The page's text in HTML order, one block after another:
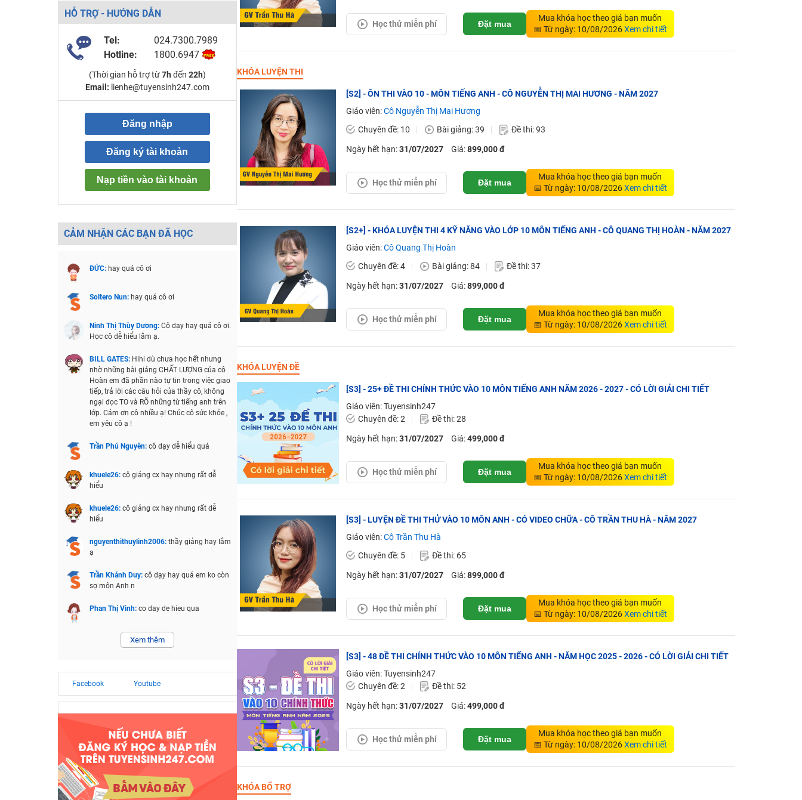
HỖ TRỢ - HƯỚNG DẪN
Tel:
024.7300.7989
Hotline:
1800.6947
(Thời gian hỗ trợ từ7h đến 22h)
Email: lienhe@tuyensinh247.com
Đăng nhập
Đăng ký tài khoản
Nạp tiền vào tài khoản
CẢM NHẬN CÁC BẠN ĐÃ HỌC
ĐỨC: hay quá cô ơi
Soltero Nun: hay quá cô ơi
Ninh Thị Thùy Dương: Cô dạy hay quá cô ơi.
Học cô dễ hiểu lắm ạ.
BILL GATES: Hihi dù chưa học hết nhưng
nhờ những bài giảng CHẤT LƯỢNG của cô
Hoàn em đã phần nào tự tin trong việc giao
tiếp, trả lời các câu hỏi của thầy cô, không
ngại đọc TO và RÕ những từ tiếng anh trên
lớp. Cảm ơn cô nhiều ạ! Chúc cô sức khỏe ,
em yêu cô ạ !
Trần Phú Nguyên: cô dạy dễ hiểu quá
khuele26: cô giảng cx hay nhưng rất dễ
hiểu
khuele26: cô giảng cx hay nhưng rất dễ
hiểu
nguyenthithuylinh2006: thầy giảng hay lắm
ạ
Trần Khánh Duy: cô dạy hay quá em ko còn
sợ môn Anh n
Phan Thị Vinh: co day de hieu qua
Xem thêm
Facebook Youtube
Học thử miễn phí Đặt mua
Mua khóa học theo giá bạn muốn
📅 Từ ngày: 10/08/2026Xem chi tiết
KHÓA LUYỆN THI
[S2] - ÔN THI VÀO 10 - MÔN TIẾNG ANH - CÔ NGUYỄN THỊ MAI HƯƠNG - NĂM 2027
Giáo viên:Cô Nguyễn Thị Mai Hương
Chuyên đề: 10
Bài giảng: 39 Đề thi: 93
Ngày hết hạn:31/07/2027 Giá:899,000 đ
Học thử miễn phí Đặt mua
Mua khóa học theo giá bạn muốn
📅 Từ ngày: 10/08/2026Xem chi tiết
[S2+] - KHÓA LUYỆN THI 4 KỸ NĂNG VÀO LỚP 10 MÔN TIẾNG ANH - CÔ QUANG THỊ HOÀN - NĂM 2027
Giáo viên:Cô Quang Thị Hoàn
Chuyên đề: 4
Bài giảng: 84 Đề thi: 37
Ngày hết hạn:31/07/2027 Giá:899,000 đ
Học thử miễn phí Đặt mua
Mua khóa học theo giá bạn muốn
📅 Từ ngày: 10/08/2026Xem chi tiết
KHÓA LUYỆN ĐỀ
[S3] - 25+ ĐỀ THI CHÍNH THỨC VÀO 10 MÔN TIẾNG ANH NĂM 2026 - 2027 - CÓ LỜI GIẢI CHI TIẾT
Giáo viên: Tuyensinh247
Chuyên đề: 2
Đề thi: 28
Ngày hết hạn:31/07/2027 Giá:499,000 đ
Học thử miễn phí Đặt mua
Mua khóa học theo giá bạn muốn
📅 Từ ngày: 10/08/2026Xem chi tiết
[S3] - LUYỆN ĐỀ THI THỬ VÀO 10 MÔN ANH - CÓ VIDEO CHỮA - CÔ TRẦN THU HÀ - NĂM 2027
Giáo viên:Cô Trần Thu Hà
Chuyên đề: 5
Đề thi: 65
Ngày hết hạn:31/07/2027 Giá:899,000 đ
Học thử miễn phí Đặt mua
Mua khóa học theo giá bạn muốn
📅 Từ ngày: 10/08/2026Xem chi tiết
[S3] - 48 ĐỀ THI CHÍNH THỨC VÀO 10 MÔN TIẾNG ANH - NĂM HỌC 2025 - 2026 - CÓ LỜI GIẢI CHI TIẾT
Giáo viên: Tuyensinh247
Chuyên đề: 2
Đề thi: 52
Ngày hết hạn:31/07/2027 Giá:499,000 đ
Học thử miễn phí Đặt mua
Mua khóa học theo giá bạn muốn
📅 Từ ngày: 10/08/2026Xem chi tiết
KHÓA BỔ TRỢ